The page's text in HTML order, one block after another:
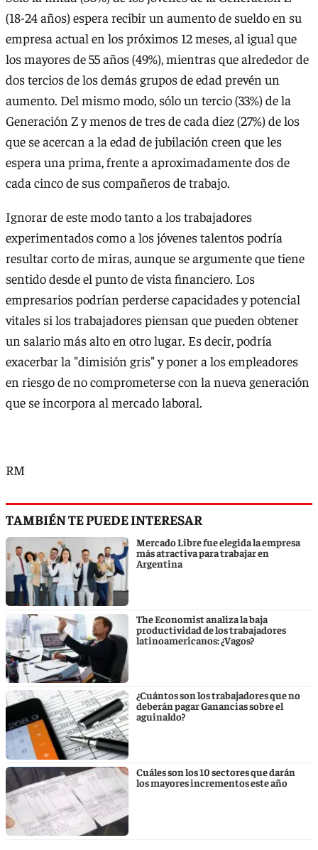
(18-24 años) espera recibir un aumento de sueldo en su
empresa actual en los próximos 12 meses, al igual que
los mayores de 55 años (49%), mientras que alrededor de
dos tercios de los demás grupos de edad prevén un
aumento. Del mismo modo, sólo un tercio (33%) de la
Generación Z y menos de tres de cada diez (27%) de los
que se acercan a la edad de jubilación creen que les
espera una prima, frente a aproximadamente dos de
cada cinco de sus compañeros de trabajo.
Ignorar de este modo tanto a los trabajadores
experimentados como a los jóvenes talentos podría
resultar corto de miras, aunque se argumente que tiene
sentido desde el punto de vista financiero. Los
empresarios podrían perderse capacidades y potencial
vitales si los trabajadores piensan que pueden obtener
un salario más alto en otro lugar. Es decir, podría
exacerbar la "dimisión gris" y poner a los empleadores
en riesgo de no comprometerse con la nueva generación
que se incorpora al mercado laboral.
RM
TAMBIÉN TE PUEDE INTERESAR
Mercado Libre fue elegida la empresa
más atractiva para trabajar en
Argentina
The Economist analiza la baja
productividad de los trabajadores
latinoamericanos: ¿Vagos?
¿Cuántos son los trabajadores que no
deberán pagar Ganancias sobre el
aguinaldo?
Cuáles son los 10 sectores que darán
los mayores incrementos este año